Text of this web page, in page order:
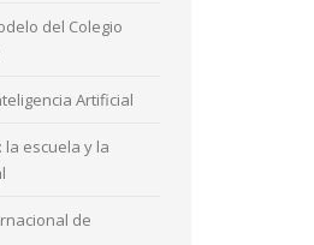
del Colegio
Artificial
escuela y la
de